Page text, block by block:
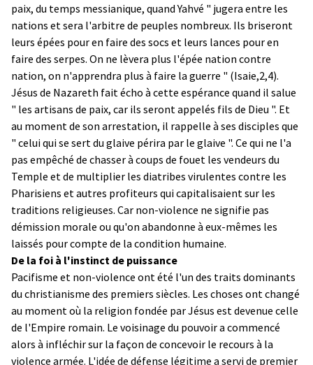
paix, du temps messianique, quand Yahvé " jugera entre les
nations et sera l'arbitre de peuples nombreux. Ils briseront
leurs épées pour en faire des socs et leurs lances pour en
faire des serpes. On ne lèvera plus l'épée nation contre
nation, on n'apprendra plus à faire la guerre " (Isaie,2,4).
Jésus de Nazareth fait écho à cette espérance quand il salue
" les artisans de paix, car ils seront appelés fils de Dieu ". Et
au moment de son arrestation, il rappelle à ses disciples que
" celui qui se sert du glaive périra par le glaive ". Ce qui ne l'a
pas empêché de chasser à coups de fouet les vendeurs du
Temple et de multiplier les diatribes virulentes contre les
Pharisiens et autres profiteurs qui capitalisaient sur les
traditions religieuses. Car non-violence ne signifie pas
démission morale ou qu'on abandonne à eux-mêmes les
laissés pour compte de la condition humaine.
De la foi à l'instinct de puissance
Pacifisme et non-violence ont été l'un des traits dominants
du christianisme des premiers siècles. Les choses ont changé
au moment où la religion fondée par Jésus est devenue celle
de l'Empire romain. Le voisinage du pouvoir a commencé
alors à infléchir sur la façon de concevoir le recours à la
violence armée. L'idée de défense légitime a servi de premier